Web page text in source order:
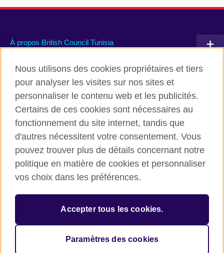
À propos British Council Tunisia
Communiquez avec nous
TikTok
British Council global
Conditions d’utilisation et protection des données
Cookies
© 2026 British Council
Nous utilisons des cookies propriétaires et tiers
pour analyser les visites sur nos sites et
personnaliser le contenu web et les publicités.
Certains de ces cookies sont nécessaires au
fonctionnement du site internet, tandis que
d'autres nécessitent votre consentement. Vous
pouvez trouver plus de détails concernant notre
politique en matière de cookies et personnaliser
vos choix dans les préférences.
Accepter tous les cookies.
Paramètres des cookies